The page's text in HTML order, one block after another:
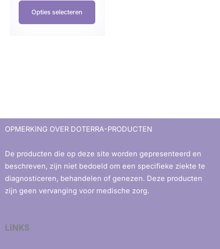
Opties selecteren
OPMERKING OVER DOTERRA-PRODUCTEN
De producten die op deze site worden gepresenteerd en
beschreven, zijn niet bedoeld om een ​​specifieke ziekte te
diagnosticeren, behandelen of genezen. Deze producten
zijn geen vervanging voor medische zorg.
LINKS